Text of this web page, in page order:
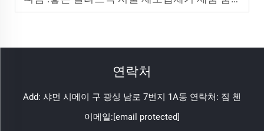
연락처
Add: 샤먼 시메이 구 광싱 남로 7번지 1A동 연락처: 짐 첸
이메일:[email protected]